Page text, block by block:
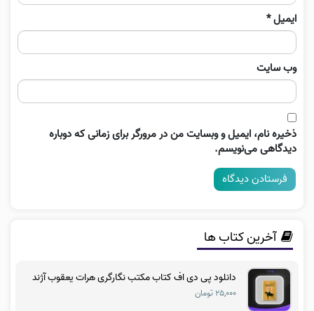
ایمیل*
وب‌ سایت
ذخیره نام، ایمیل و وبسایت من در مرورگر برای زمانی که دوباره
دیدگاهی می‌نویسم.
آخرین کتاب ها
دانلود پی دی اف کتاب مکتب نگارگری هرات یعقوب آژند
۲۵,۰۰۰ تومان